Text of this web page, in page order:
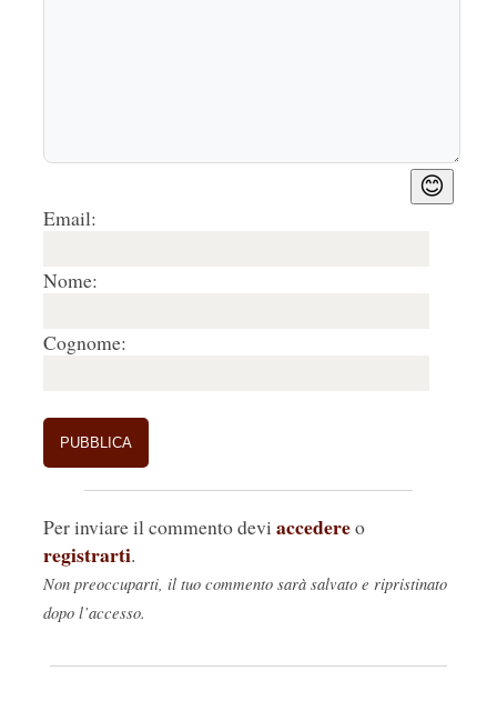
😊
Email:
Nome:
Cognome:
Per inviare il commento devi accedereo
registrarti.
Non preoccuparti, il tuo commento sarà salvato e ripristinato
dopo l’accesso.